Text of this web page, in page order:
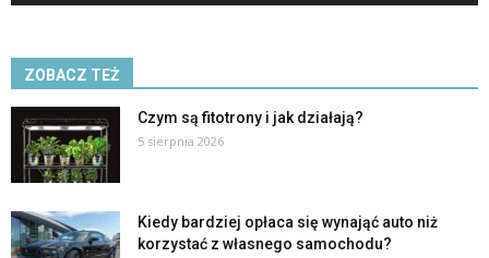
ZOBACZ TEŻ
Czym są fitotrony i jak działają?
5 sierpnia 2026
Kiedy bardziej opłaca się wynająć auto niż
korzystać z własnego samochodu?